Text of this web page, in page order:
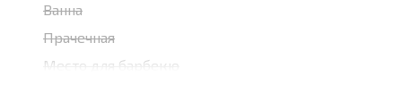
Ванна
Прачечная
Место для барбекю